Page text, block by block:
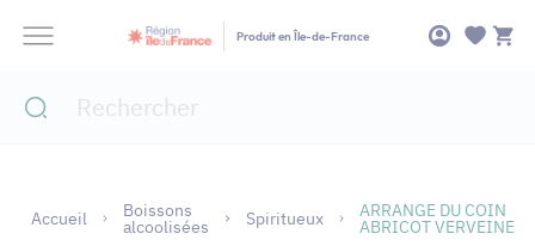
Produit en Île-de-France
Accueil Boissons
alcoolisées Spiritueux ARRANGE DU COIN
ABRICOT VERVEINE